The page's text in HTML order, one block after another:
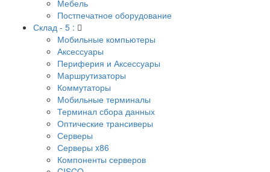
Мебель
Постпечатное оборудование
Склад - 5 :
Мобильные компьютеры
Аксессуары
Периферия и Аксессуары
Маршрутизаторы
Коммутаторы
Мобильные терминалы
Терминал сбора данных
Оптические трансиверы
Серверы
Серверы x86
Компоненты серверов